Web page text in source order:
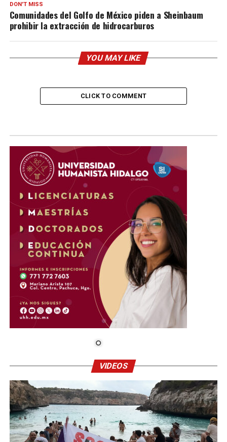
DON'T MISS
Comunidades del Golfo de México piden a Sheinbaum
prohibir la extracción de hidrocarburos
YOU MAY LIKE
CLICK TO COMMENT
VIDEOS